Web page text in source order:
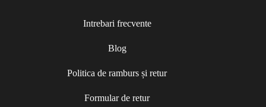
Intrebari frecvente
Blog
Politica de ramburs și retur
Formular de retur